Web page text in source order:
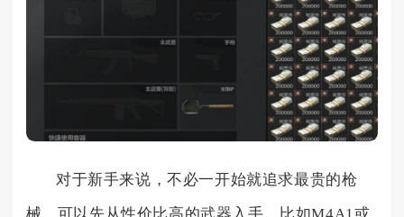
对于新手来说，不必一开始就追求最贵的枪